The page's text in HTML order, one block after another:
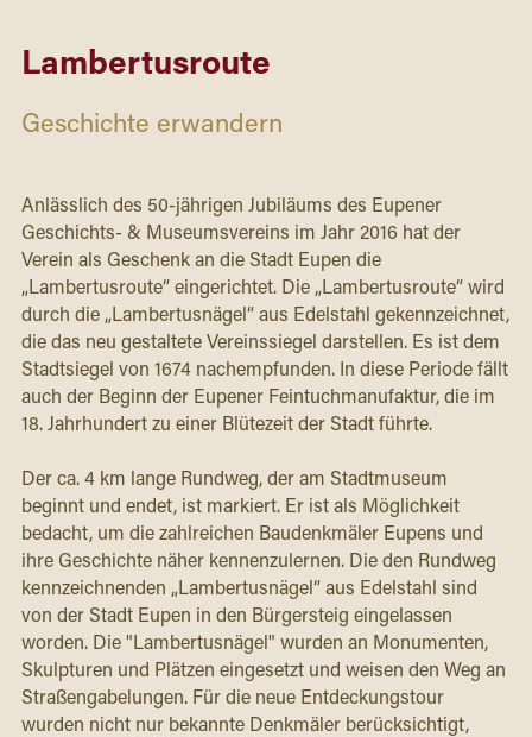
Lambertusroute
Geschichte erwandern
Anlässlich des 50-jährigen Jubiläums des Eupener
Geschichts- & Museumsvereins im Jahr 2016 hat der
Verein als Geschenk an die Stadt Eupen die
„Lambertusroute“ eingerichtet. Die „Lambertusroute“ wird
durch die „Lambertusnägel“ aus Edelstahl gekennzeichnet,
die das neu gestaltete Vereinssiegel darstellen. Es ist dem
Stadtsiegel von 1674 nachempfunden. In diese Periode fällt
auch der Beginn der Eupener Feintuchmanufaktur, die im
18. Jahrhundert zu einer Blütezeit der Stadt führte.
Der ca. 4 km lange Rundweg, der am Stadtmuseum
beginnt und endet, ist markiert. Er ist als Möglichkeit
bedacht, um die zahlreichen Baudenkmäler Eupens und
ihre Geschichte näher kennenzulernen. Die den Rundweg
kennzeichnenden „Lambertusnägel“ aus Edelstahl sind
von der Stadt Eupen in den Bürgersteig eingelassen
worden. Die "Lambertusnägel" wurden an Monumenten,
Skulpturen und Plätzen eingesetzt und weisen den Weg an
Straßengabelungen. Für die neue Entdeckungstour
wurden nicht nur bekannte Denkmäler berücksichtigt,